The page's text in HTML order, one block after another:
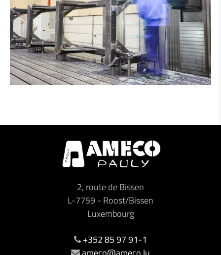
2, route de Bissen
L-7759- Roost/Bissen
Luxembourg
+352 85 97 91-1